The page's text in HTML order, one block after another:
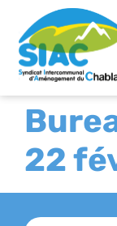
22
Panneau de